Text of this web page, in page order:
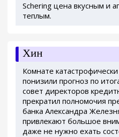
Schering цена вкусным и
теплым.
Хин
Комнате
понизили прогноз по
совет директоров
прекратил полномочия
банка Александра
привлекают большое
даже не нужно ехать